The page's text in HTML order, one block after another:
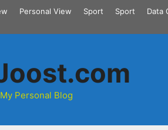
Personal View Sport Sport
Data
My Personal Blog